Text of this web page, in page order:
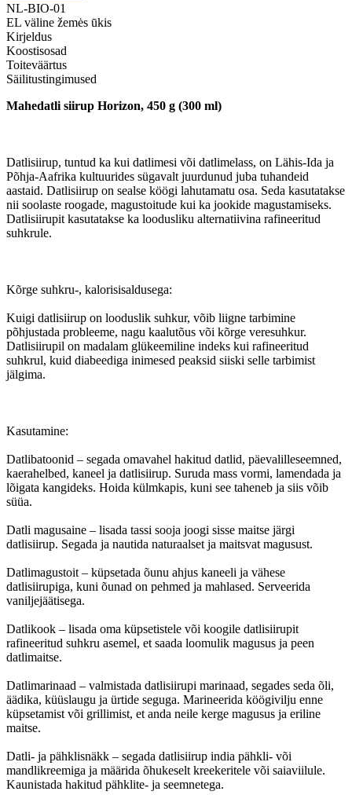
NL-BIO-01
EL väline žemės ūkis
Kirjeldus
Koostisosad
Toiteväärtus
Säilitustingimused
Mahedatli siirup Horizon, 450 g (300 ml)
Datlisiirup, tuntud ka kui datlimesi või datlimelass, on Lähis-Ida ja
Põhja-Aafrika kultuurides sügavalt juurdunud juba tuhandeid
aastaid. Datlisiirup on sealse köögi lahutamatu osa. Seda kasutatakse
nii soolaste roogade, magustoitude kui ka jookide magustamiseks.
Datlisiirupit kasutatakse ka loodusliku alternatiivina rafineeritud
suhkrule.
Kõrge suhkru-, kalorisisaldusega:
Kuigi datlisiirup on looduslik suhkur, võib liigne tarbimine
põhjustada probleeme, nagu kaalutõus või kõrge veresuhkur.
Datlisiirupil on madalam glükeemiline indeks kui rafineeritud
suhkrul, kuid diabeediga inimesed peaksid siiski selle tarbimist
jälgima.
Kasutamine:
Datlibatoonid – segada omavahel hakitud datlid, päevalilleseemned,
kaerahelbed, kaneel ja datlisiirup. Suruda mass vormi, lamendada ja
lõigata kangideks. Hoida külmkapis, kuni see taheneb ja siis võib
süüa.
Datli magusaine – lisada tassi sooja joogi sisse maitse järgi
datlisiirup. Segada ja nautida naturaalset ja maitsvat magusust.
Datlimagustoit – küpsetada õunu ahjus kaneeli ja vähese
datlisiirupiga, kuni õunad on pehmed ja mahlased. Serveerida
vaniljejäätisega.
Datlikook – lisada oma küpsetistele või koogile datlisiirupit
rafineeritud suhkru asemel, et saada loomulik magusus ja peen
datlimaitse.
Datlimarinaad – valmistada datlisiirupi marinaad, segades seda õli,
äädika, küüslaugu ja ürtide seguga. Marineerida köögivilju enne
küpsetamist või grillimist, et anda neile kerge magusus ja eriline
maitse.
Datli- ja pähklisnäkk – segada datlisiirup india pähkli- või
mandlikreemiga ja määrida õhukeselt kreekeritele või saiaviilule.
Kaunistada hakitud pähklite- ja seemnetega.